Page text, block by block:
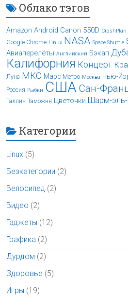
Облако тэгов
Amazon Android Canon 550D CrashPlan
Google Chrome Linux NASA Space Shuttle
Авиаперелёты Английский Бэкап
Калифорния Концерт
Луна МКС Марс Метро Москва Нью-
Россия Рыбки США Сан-
Таллин Таможня Цветочки Шарм-
Категории
Linux (5)
Безкатегории (2)
Велосипед (2)
Видео (2)
Гаджеты (12)
Графика (2)
Дурдом (2)
Здоровье (5)
Игры (19)